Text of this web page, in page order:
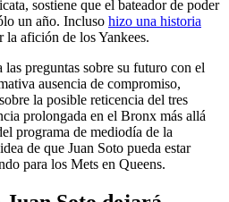
sostiene que el bateador de poder
un año. Incluso hizo una historia
la afición de los Yankees.
las preguntas sobre su futuro con el
ausencia de compromiso,
la posible reticencia del tres
prolongada en el Bronx más allá
programa de mediodía de la
de que Juan Soto pueda estar
para los Mets en Queens.